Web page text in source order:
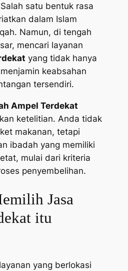
satu bentuk rasa
dalam Islam
Namun, di tengah
mencari layanan
yang tidak hanya
keabsahan
tersendiri.
Ampel Terdekat
ketelitian. Anda tidak
makanan, tetapi
ibadah yang memiliki
mulai dari kriteria
penyembelihan.
Jasa
itu
yang berlokasi